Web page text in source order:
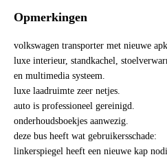
APK
tot
Onderhoudsboekjes aanwezig
Opmerkingen
volkswagen transporter met nieuwe apk
luxe interieur, standkachel,
en multimedia systeem.
luxe laadruimte zeer netjes.
auto is professioneel gereinigd.
onderhoudsboekjes aanwezig.
deze bus heeft wat gebruikersschade:
linkerspiegel heeft een nieuwe kap